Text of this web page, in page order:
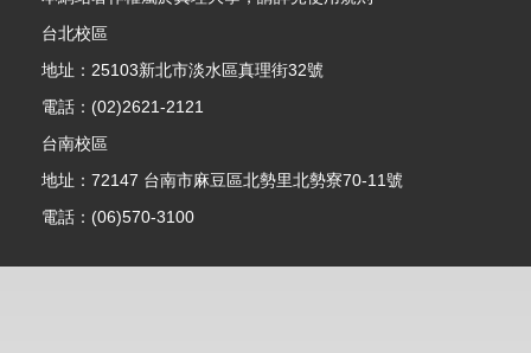
台北校區
地址：25103新北市淡水區真理街32號
電話：(02)2621-2121
台南校區
地址：72147 台南市麻豆區北勢里北勢寮70-11號
電話：(06)570-3100